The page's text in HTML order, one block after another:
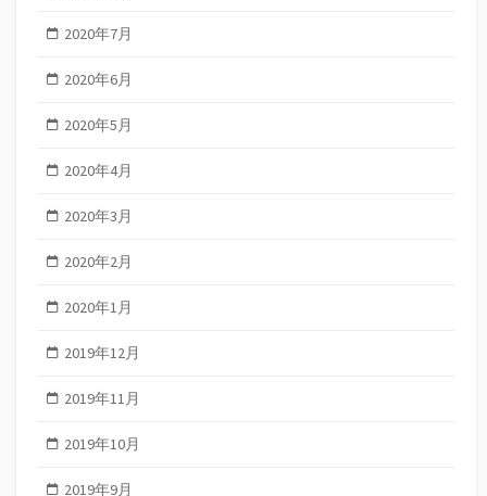
2020年7月
2020年6月
2020年5月
2020年4月
2020年3月
2020年2月
2020年1月
2019年12月
2019年11月
2019年10月
2019年9月